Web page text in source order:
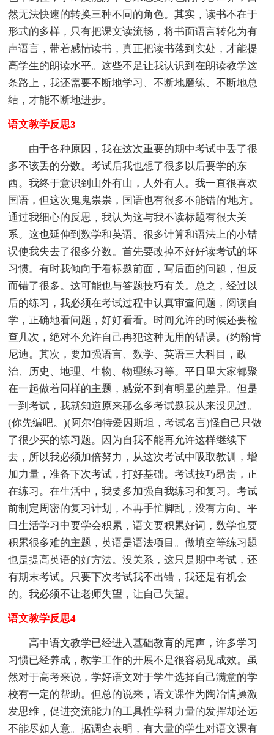
然无法快速的转换三种不同的角色。其实，读书不在于
形式的多样，只有把课文读流畅，将书面语言转化为有
声语言，带着感情读书，真正把读书落到实处，才能提
高学生的朗读水平。这些不足让我认识到在朗读教学这
条路上，我还需要不断地学习、不断地磨练、不断地总
结，才能不断地进步。
语文教学反思3
由于各种原因，我在这次重要的期中考试中丢了很
多不该丢的分数。考试后我也想了很多以后要学的东
西。我终于意识到山外有山，人外有人。我一直很喜欢
国语，但这次鬼鬼祟祟，国语也有很多不能错的'地方。
通过我细心的反思，我认为这与我不读标题有很大关
系。这也延伸到数学和英语。很多计算和语法上的小错
误使我失去了很多分数。首先要改掉不好好读考试的坏
习惯。有时我倾向于看标题前面，写后面的问题，但反
而错了很多。这可能也与答题技巧有关。总之，经过以
后的练习，我必须在考试过程中认真审查问题，阅读自
学，正确地看问题，好好看看。时间允许的时候还要检
查几次，绝对不允许自己再犯这种无用的错误。(约翰肯
尼迪。其次，要加强语言、数学、英语三大科目，政
治、历史、地理、生物、物理练习等。平日里大家都聚
在一起做着同样的主题，感觉不到有明显的差异。但是
一到考试，我就知道原来那么多考试题我从来没见过。
(你先编吧。)(阿尔伯特爱因斯坦，考试名言)怪自己只做
了很少买的练习题。因为自我不能再允许这样继续下
去，所以我必须加倍努力，从这次考试中吸取教训，增
加力量，准备下次考试，打好基础。考试技巧昂贵，正
在练习。在生活中，我要多加强自我练习和复习。考试
前制定周密的复习计划，不再手忙脚乱，没有方向。平
日生活学习中要学会积累，语文要积累好词，数学也要
积累很多难的主题，英语是语法项目。做填空等练习题
也是提高英语的好方法。没关系，这只是期中考试，还
有期末考试。只要下次考试我不出错，我还是有机会
的。我必须不让老师失望，让自己失望。
语文教学反思4
高中语文教学已经进入基础教育的尾声，许多学习
习惯已经养成，教学工作的开展不是很容易见成效。虽
然对于高考来说，学好语文对于学生选择自己满意的学
校有一定的帮助。但总的说来，语文课作为陶冶情操激
发思维，促进交流能力的工具性学科力量的发挥却还远
不能尽如人意。据调查表明，有大量的学生对语文课有